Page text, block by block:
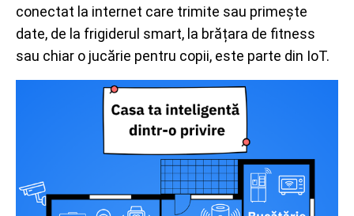
conectat la internet care trimite sau primește
date, de la frigiderul smart, la brățara de fitness
sau chiar o jucărie pentru copii, este parte din IoT.